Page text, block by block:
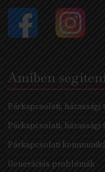
Amiben
Párkapcsolati, házassági
Párkapcsolati,
Párkapcsolati
Generációs problémák